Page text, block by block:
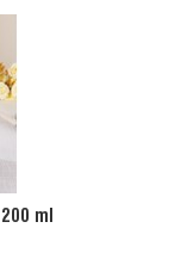
ml